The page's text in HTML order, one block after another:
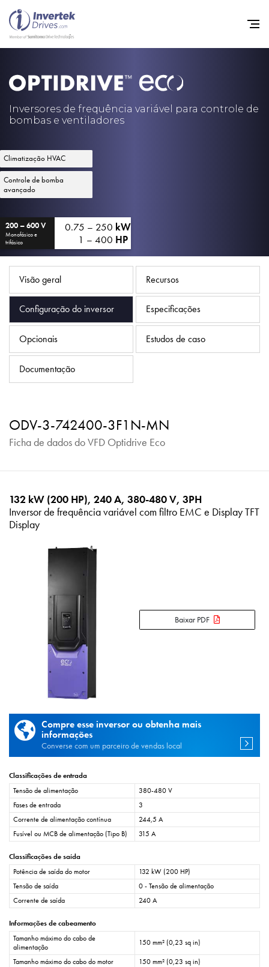
Inversores de frequência variável para controle de
bombas e ventiladores
Climatização HVAC
Controle de bomba
avançado
200 – 600 V
Monofásico e
trifásico
0.75 – 250 kW
1 – 400 HP
Visão geral Recursos
Configuração do inversor Especificações
Opcionais Estudos de caso
Documentação
ODV-3-742400-3F1N-MN
Ficha de dados do VFD Optidrive Eco
132 kW (200 HP), 240 A, 380-480 V, 3PH
Inversor de frequência variável com filtro EMC e Display TFT
Display
Baixar PDF
Compre esse inversor ou obtenha mais
informações
Converse com um parceiro de vendas local
Classificações de entrada
Tensão de alimentação
380-480 V
Fases de entrada
3
Corrente de alimentação contínua
244,5 A
Fusível ou MCB de alimentação (Tipo B)
315 A
Classificações de saída
Potência de saída do motor
132 kW (200 HP)
Tensão de saída
0 - Tensão de alimentação
Corrente de saída
240 A
Informações de cabeamento
Tamanho máximo do cabo de
alimentação
150 mm² (0,23 sq in)
Tamanho máximo do cabo do motor
150 mm² (0,23 sq in)
Início
Inversores de frequência
Mapa do site
iSource Logar